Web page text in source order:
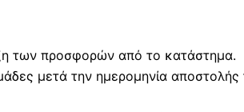
των προσφορών από το κατάστημα.
μετά την ημερομηνία αποστολής